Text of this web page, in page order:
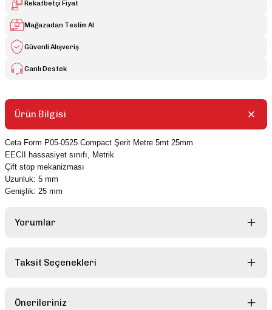
Rekatbetçi Fiyat
Mağazadan Teslim Al
Güvenli Alışveriş
Canlı Destek
Ürün Bilgisi
Ceta Form P05-0525 Compact Şerit Metre 5mt 25mm
EECII hassasiyet sınıfı, Metrik
Çift stop mekanizması
Uzunluk: 5 mm
Genişlik: 25 mm
Yorumlar
Taksit Seçenekleri
Önerileriniz